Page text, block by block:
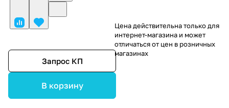
Запрос КП
В корзину
Цена действительна только для
интернет-магазина и может
отличаться от цен в розничных
магазинах